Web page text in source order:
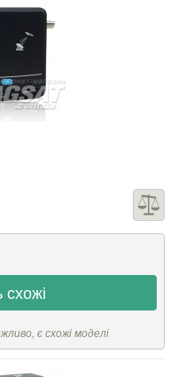
є схожі моделі